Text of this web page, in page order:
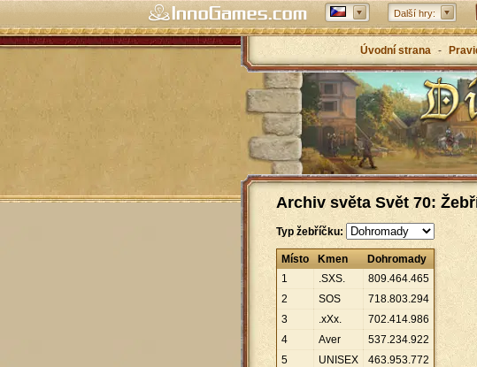
Další hry:
Úvodní strana -
Archiv světa Svět 70:
Typ žebříčku:
Místo Kmen
Dohromady
1
.SXS. 809.464.465
2
SOS 718.803.294
3
.xXx. 702.414.986
4
Aver 537.234.922
5
UNISEX 463.953.772